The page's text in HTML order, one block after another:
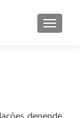
MENU
depende